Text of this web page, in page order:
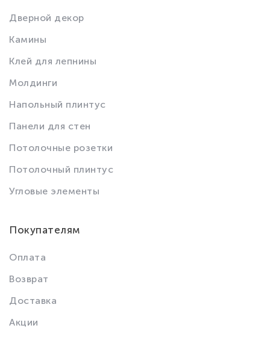
Дверной декор
Камины
Клей для лепнины
Молдинги
Напольный плинтус
Панели для стен
Потолочные розетки
Потолочный плинтус
Угловые элементы
Покупателям
Оплата
Возврат
Доставка
Акции